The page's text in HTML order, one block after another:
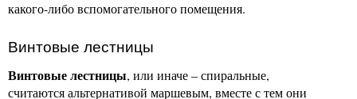
какого-либо вспомогательного помещения.
Винтовые лестницы
Винтовые лестницы, или иначе – спиральные,
считаются альтернативой маршевым, вместе с тем они